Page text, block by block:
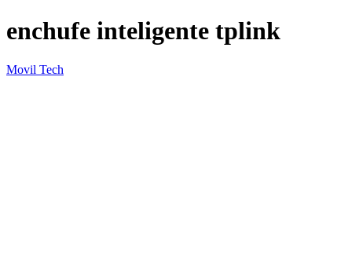
enchufe inteligente tplink
Movil Tech